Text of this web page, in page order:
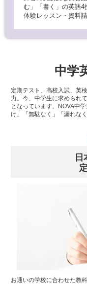
む」「書く」の英語
体験レッスン・資料
中学
定期テスト、高校入試、英
力。今、中学生に求められ
となっています。NOVA中
け」「無駄なく」「漏れな
お通いの学校に合わせた教